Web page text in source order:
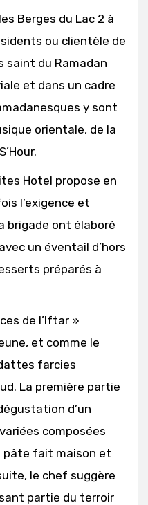
Berges du Lac 2 à
ou clientèle de
saint du Ramadan
et dans un cadre
y sont
orientale, de la
Hotel propose en
l’exigence et
brigade ont élaboré
un éventail d’hors
préparés à
de l’Iftar »
et comme le
farcies
La première partie
d’un
composées
pâte fait maison et
le chef suggère
partie du terroir